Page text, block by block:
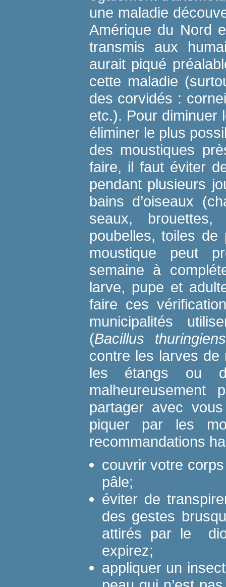
une maladie
Amérique du Nord
transmis aux
aurait piqué
cette maladie
des corvidés :
etc.). Pour diminuer
éliminer le plus
des moustiques
faire, il faut éviter
pendant plusieurs
bains d’oiseaux
seaux,
poubelles, toiles
moustique peut
semaine à
larve, pupe et
faire ces
municipalités
(Bacillus
contre les larves de
les étangs ou
partager avec
piquer par les
recommandations
couvrir votre
pâle;
éviter de
des gestes
attirés par le
expirez;
appliquer un